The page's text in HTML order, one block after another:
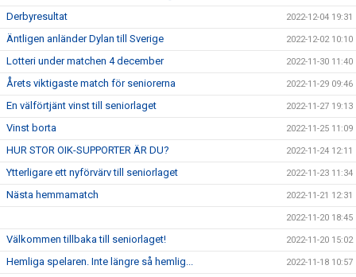
Derbyresultat 2022-12-04 19:31
Äntligen anländer Dylan till Sverige 2022-12-02 10:10
Lotteri under matchen 4 december 2022-11-30 11:40
Årets viktigaste match för seniorerna 2022-11-29 09:46
En välförtjänt vinst till seniorlaget 2022-11-27 19:13
Vinst borta 2022-11-25 11:09
HUR STOR OIK-SUPPORTER ÄR DU? 2022-11-24 12:11
Ytterligare ett nyförvärv till seniorlaget 2022-11-23 11:34
Nästa hemmamatch 2022-11-21 12:31
2022-11-20 18:45
Välkommen tillbaka till seniorlaget! 2022-11-20 15:02
Hemliga spelaren. Inte längre så hemlig... 2022-11-18 10:57